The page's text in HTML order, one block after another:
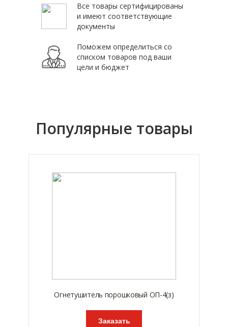
Все товары сертифицированы
и имеют соответствующие
документы
Поможем определиться со
списком товаров под ваши
цели и бюджет
Популярные товары
Огнетушитель порошковый ОП-4(з)
Заказать